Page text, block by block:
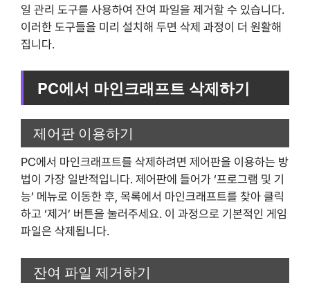
일 관리 도구를 사용하여 잔여 파일을 제거할 수 있습니다.
이러한 도구들을 미리 설치해 두면 삭제 과정이 더 원활해
집니다.
PC에서 마인크래프트 삭제하기
제어판 이용하기
PC에서 마인크래프트를 삭제하려면 제어판을 이용하는 방
법이 가장 일반적입니다. 제어판에 들어가 ‘프로그램 및 기
능’ 메뉴로 이동한 후, 목록에서 마인크래프트를 찾아 클릭
하고 ‘제거’ 버튼을 눌러주세요. 이 과정으로 기본적인 게임
파일은 삭제됩니다.
잔여 파일 제거하기